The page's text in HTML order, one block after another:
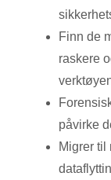
Finn de
raskere
påvirke
Migrer til